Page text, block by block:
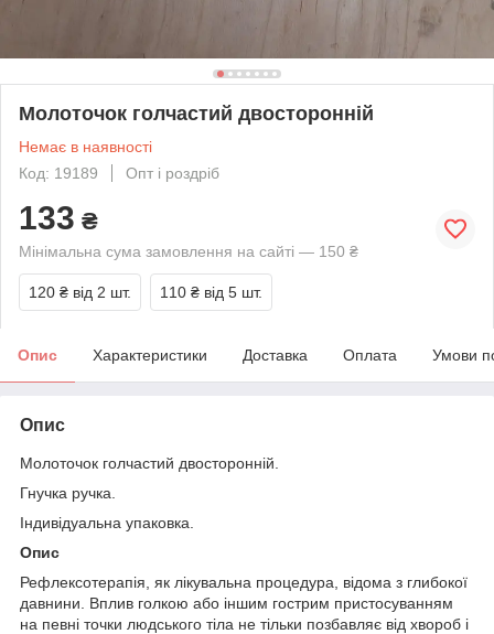
Молоточок голчастий двосторонній
Немає в наявності
Код: 19189
Опт і роздріб
133 ₴
Мінімальна сума замовлення на сайті — 150 ₴
120 ₴ від 2 шт. 110 ₴ від 5 шт.
Опис Характеристики Доставка Оплата Умови
Опис
Молоточок голчастий двосторонній.
Гнучка ручка.
Індивідуальна упаковка.
Опис
Рефлексотерапія, як лікувальна процедура, відома з глибокої
давнини. Вплив голкою або іншим гострим пристосуванням
на певні точки людського тіла не тільки позбавляє від хвороб і